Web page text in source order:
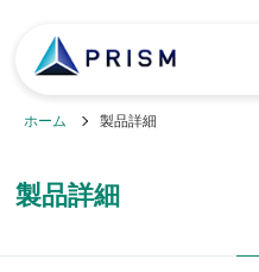
ホーム 製品詳細
製品詳細